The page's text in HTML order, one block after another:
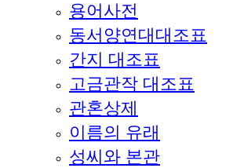
용어사전
동서양연대대조표
간지 대조표
고금관작 대조표
관혼상제
이름의 유래
성씨와 본관